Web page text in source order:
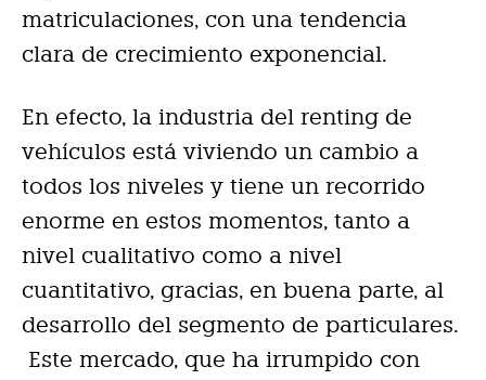
matriculaciones, con una tendencia
clara de crecimiento exponencial.
En efecto, la industria del renting de
vehículos está viviendo un cambio a
todos los niveles y tiene un recorrido
enorme en estos momentos, tanto a
nivel cualitativo como a nivel
cuantitativo, gracias, en buena parte, al
desarrollo del segmento de particulares.
Este mercado, que ha irrumpido con